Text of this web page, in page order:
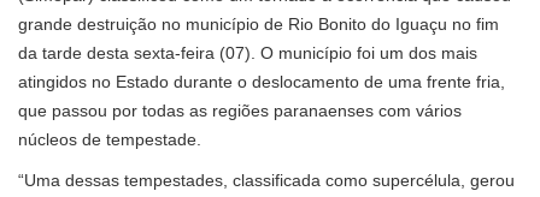
grande destruição no município de Rio Bonito do Iguaçu no fim
da tarde desta sexta-feira (07). O município foi um dos mais
atingidos no Estado durante o deslocamento de uma frente fria,
que passou por todas as regiões paranaenses com vários
núcleos de tempestade.
“Uma dessas tempestades, classificada como supercélula, gerou